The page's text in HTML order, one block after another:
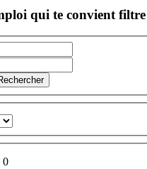
qui te convient filtre
0